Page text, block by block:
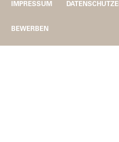
IMPRESSUM
BEWERBEN